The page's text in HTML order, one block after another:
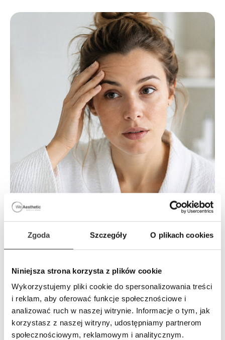
Zgoda Szczegóły O plikach cookies
Niniejsza strona korzysta z plików cookie
Wykorzystujemy pliki cookie do spersonalizowania treści
i reklam, aby oferować funkcje społecznościowe i
analizować ruch w naszej witrynie. Informacje o tym, jak
korzystasz z naszej witryny, udostępniamy partnerom
społecznościowym, reklamowym i analitycznym.
Medycyna estetyczna
czy wynikają z jakości skóry?
Spoglądasz w lustro i zauważasz pierwsze zmarszczki na
swojej twarzy. Zanim jednak zdecydujesz się na zabieg
medycyny estetycznej, zatrzymaj się na chwilę. Skóra pisze
własną historię, a każda zmarszczka ma zupełnie inne
pochodzenie. Czy Twoje niedoskonałości to efekt